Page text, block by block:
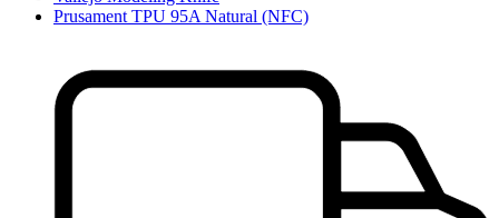
Prusament TPU 95A Natural (NFC)